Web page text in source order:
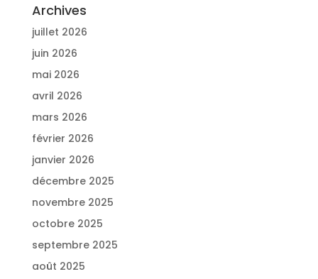
Archives
juillet 2026
juin 2026
mai 2026
avril 2026
mars 2026
février 2026
janvier 2026
décembre 2025
novembre 2025
octobre 2025
septembre 2025
août 2025